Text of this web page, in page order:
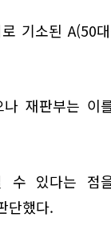
기소된 A(50대
재판부는 이
수 있다는 점
단했다.